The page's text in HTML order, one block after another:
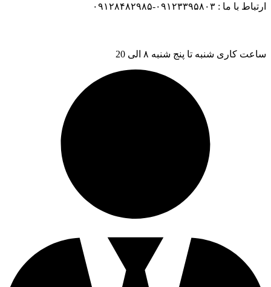
ارتباط با ما : ۰۹۱۲۳۳۹۵۸۰۳-۰۹۱۲۸۴۸۲۹۸۵
ساعت کاری شنبه تا پنج شنبه ۸ الی 20